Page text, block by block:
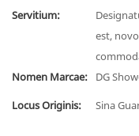
Servitium:
est,
Nomen Marcae:
DG
Locus Originis:
Sina